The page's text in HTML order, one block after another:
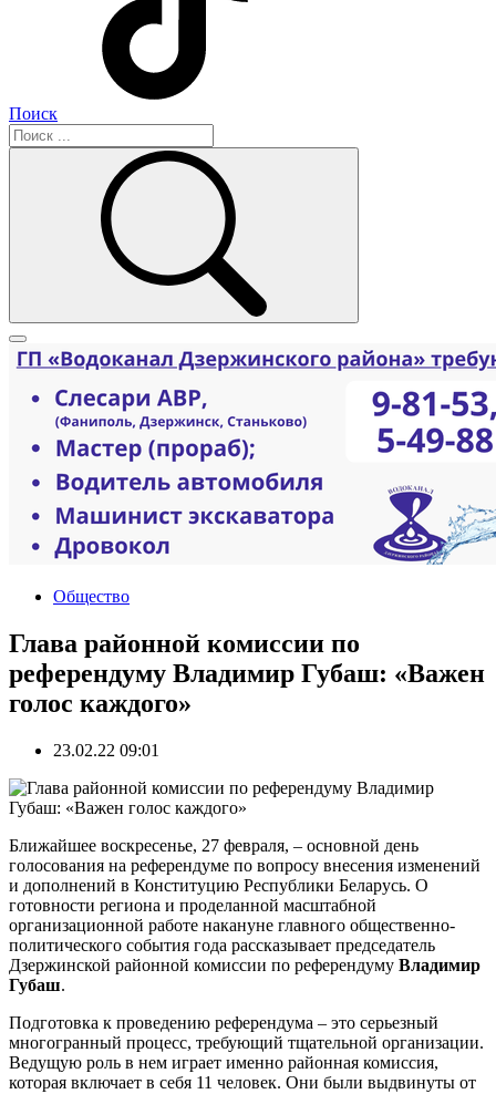
Поиск
Общество
Глава районной комиссии по
референдуму Владимир Губаш: «Важен
голос каждого»
23.02.22 09:01
Ближайшее воскресенье, 27 февраля, – основной день
голосования на референдуме по вопросу внесения изменений
и дополнений в Конституцию Республики Беларусь. О
готовности региона и проделанной масштабной
организационной работе накануне главного общественно-
политического события года рассказывает председатель
Дзержинской районной комиссии по референдуму Владимир
Губаш.
Подготовка к проведению референдума – это серьезный
многогранный процесс, требующий тщательной организации.
Ведущую роль в нем играет именно районная комиссия,
которая включает в себя 11 человек. Они были выдвинуты от